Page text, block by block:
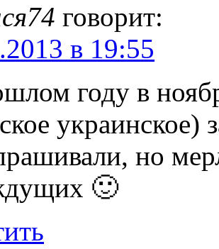
говорит:
в 19:55
году в
но
🙂